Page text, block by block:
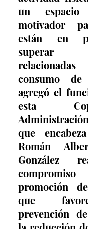
un
motivador
están en
superar
consumo de
agregó el
esta
que
Román
González
promoción
que
prevención